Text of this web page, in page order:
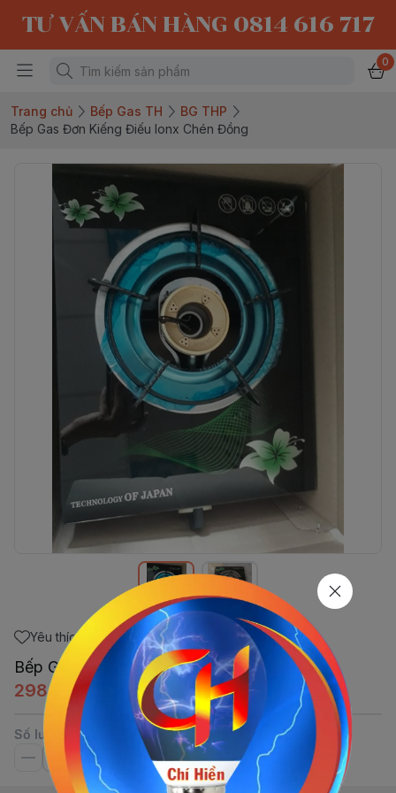
TƯ VẤN BÁN HÀNG 0814 616 717
0
Trang chủ Bếp Gas TH
BG THP
Bếp Gas Đơn Kiếng Điếu Ionx Chén Đồng
Yêu thích
Bếp Gas Đơn Kiếng Điếu Ionx Chén Đồng
298.760đ
Số lượng